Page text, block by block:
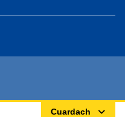
Cuardach